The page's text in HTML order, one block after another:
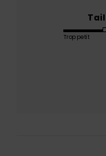
Trop petit